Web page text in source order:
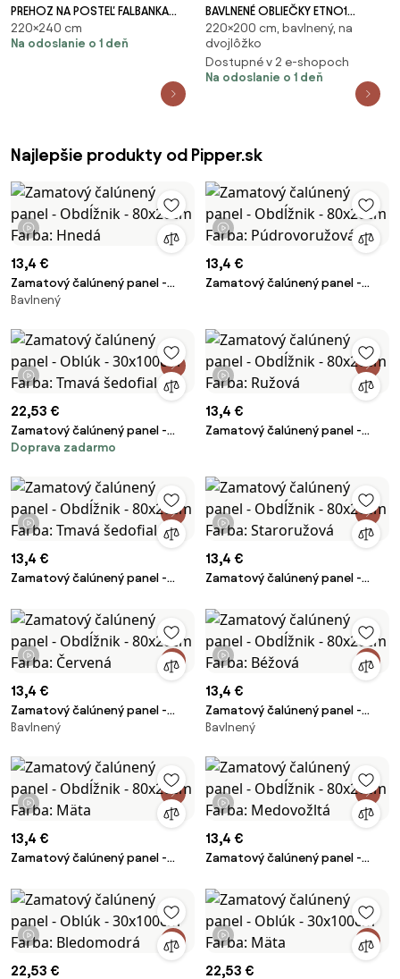
PREHOZ NA POSTEĽ FALBANKA
220X240 CM TMAVOMODRÝ
220×240 cm
Na odoslanie o 1 deň
BAVLNENÉ OBLIEČKY ETNO1
200X220 CM, 2KS 70X80 CM
SIVÉ
220×200 cm, bavlnený, na
dvojlôžko
Dostupné v 2 e-shopoch
Na odoslanie o 1 deň
Najlepšie produkty od Pipper.sk
1 video
13,4 €
Zamatový čalúnený panel -
Obdĺžnik - 80x20cm Farba:
Bavlnený
1 video
13,4 €
Zamatový čalúnený panel -
1 video
22,53 €
Zamatový čalúnený panel -
Oblúk - 30x100cm Farba: Tmavá
Doprava zadarmo
1 video
13,4 €
Zamatový čalúnený panel -
1 video
13,4 €
Zamatový čalúnený panel -
Tmavá šedofialová
1 video
13,4 €
Zamatový čalúnený panel -
Staroružová
1 video
13,4 €
Zamatový čalúnený panel -
Obdĺžnik - 80x20cm Farba:
Bavlnený
1 video
13,4 €
Zamatový čalúnený panel -
Obdĺžnik - 80x20cm Farba:
Bavlnený
1 video
13,4 €
Zamatový čalúnený panel -
Mäta
1 video
13,4 €
Zamatový čalúnený panel -
Medovožltá
1 video
22,53 €
1 video
22,53 €